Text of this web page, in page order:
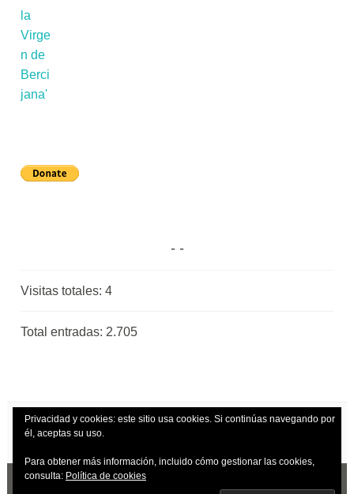
Visitas totales:4
Total entradas: 2.705
Privacidad y cookies: este sitio usa cookies. Si continúas navegando por
él, aceptas su uso.
Para obtener más información, incluido cómo gestionar las cookies,
consulta: Política de cookies